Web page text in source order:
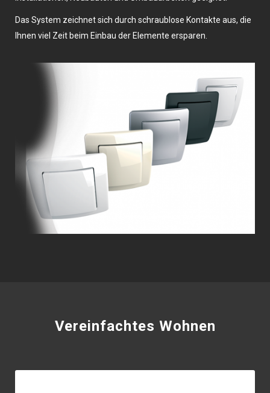
Das System zeichnet sich durch schraublose Kontakte aus, die
Ihnen viel Zeit beim Einbau der Elemente ersparen.
Vereinfachtes Wohnen